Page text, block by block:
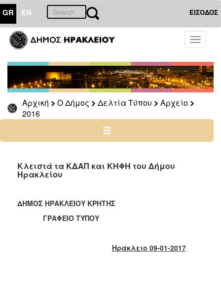
GR EN ΕΙΣΟΔΟΣ
Toggle
Αρχική Ο Δήμος Δελτία Τύπου
Αρχείο
2016
ΔΗΜΟΣ
Δελτία
Τύπου
Αρχείο
2026
2025
2022
2021
2019
2018
Κλειστά τα ΚΔΑΠ και ΚΗΦΗ του Δήμου
Ηρακλείου
ΔΗΜΟΣ ΗΡΑΚΛΕΙΟΥ ΚΡΗΤΗΣ
ΓΡΑΦΕΙΟ ΤΥΠΟΥ
Ηράκλειο 09-01-2017